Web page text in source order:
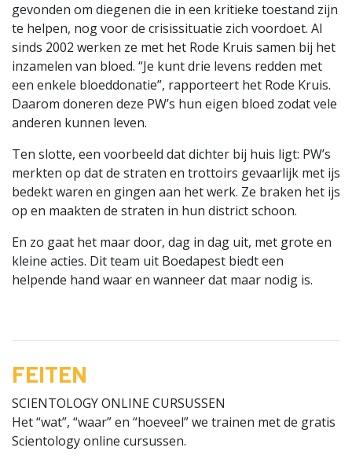
gevonden om diegenen die in een kritieke toestand zijn
te helpen, nog voor de crisissituatie zich voordoet. Al
sinds 2002 werken ze met het Rode Kruis samen bij het
inzamelen van bloed. “Je kunt drie levens redden met
een enkele bloeddonatie”, rapporteert het Rode Kruis.
Daarom doneren deze PW’s hun eigen bloed zodat vele
anderen kunnen leven.
Ten slotte, een voorbeeld dat dichter bij huis ligt: PW’s
merkten op dat de straten en trottoirs gevaarlijk met ijs
bedekt waren en gingen aan het werk. Ze braken het ijs
op en maakten de straten in hun district schoon.
En zo gaat het maar door, dag in dag uit, met grote en
kleine acties. Dit team uit Boedapest biedt een
helpende hand waar en wanneer dat maar nodig is.
FEITEN
SCIENTOLOGY ONLINE CURSUSSEN
Het “wat”, “waar” en “hoeveel” we trainen met de gratis
Scientology online cursussen.